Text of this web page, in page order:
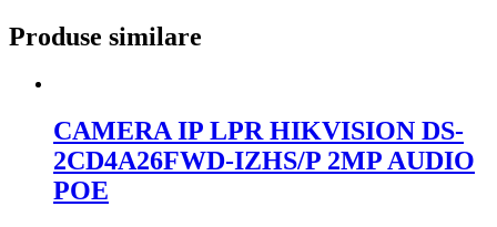
Produse similare
CAMERA IP LPR HIKVISION DS-
2CD4A26FWD-IZHS/P 2MP AUDIO
POE